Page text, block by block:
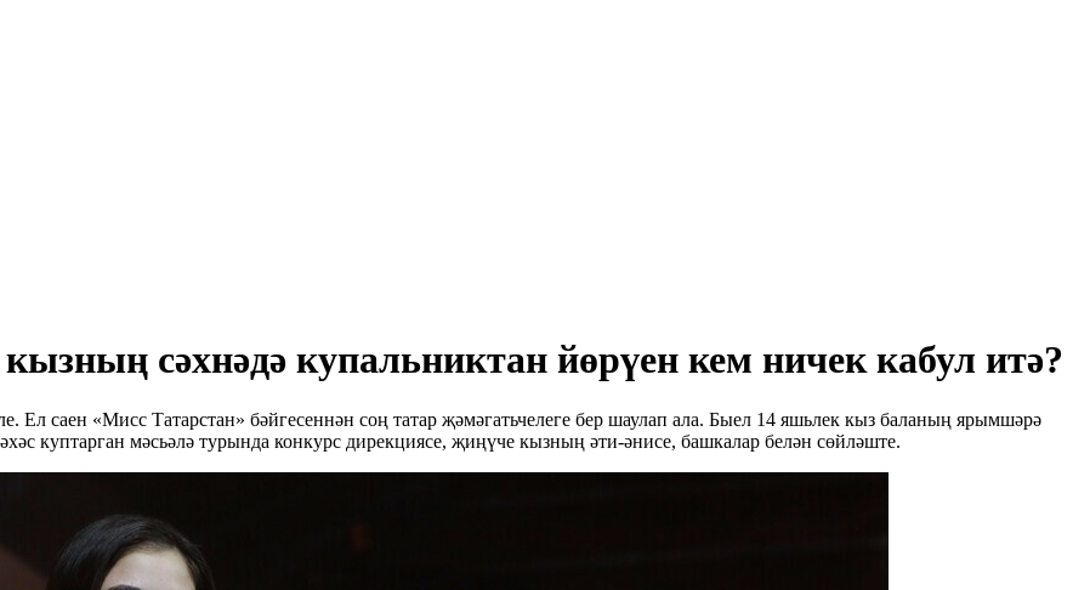
сәхнәдә купальниктан йөрүен кем ничек кабул итә?
саен «Мисс Татарстан» бәйгесеннән соң татар җәмәгатьчелеге бер шаулап ала. Быел 14 яшьлек кыз баланың ярымшәрә
куптарган мәсьәлә турында конкурс дирекциясе, җиңүче кызның әти-әнисе, башкалар белән сөйләште.